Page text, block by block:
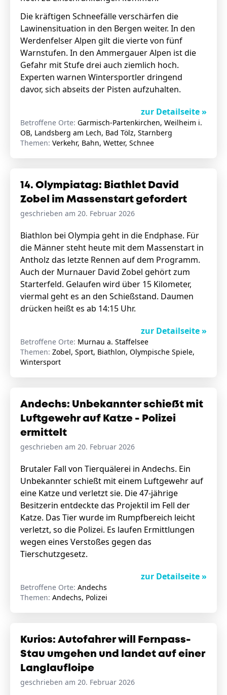
Die kräftigen Schneefälle verschärfen die
Lawinensituation in den Bergen weiter. In den
Werdenfelser Alpen gilt die vierte von fünf
Warnstufen. In den Ammergauer Alpen ist die
Gefahr mit Stufe drei auch ziemlich hoch.
Experten warnen Wintersportler dringend
davor, sich abseits der Pisten aufzuhalten.
zur Detailseite »
Betroffene Orte: Garmisch-Partenkirchen, Weilheim i.
OB, Landsberg am Lech, Bad Tölz, Starnberg
Themen: Verkehr, Bahn, Wetter, Schnee
14. Olympiatag: Biathlet David
Zobel im Massenstart gefordert
geschrieben am 20. Februar 2026
Biathlon bei Olympia geht in die Endphase. Für
die Männer steht heute mit dem Massenstart in
Antholz das letzte Rennen auf dem Programm.
Auch der Murnauer David Zobel gehört zum
Starterfeld. Gelaufen wird über 15 Kilometer,
viermal geht es an den Schießstand. Daumen
drücken heißt es ab 14:15 Uhr.
zur Detailseite »
Betroffene Orte: Murnau a. Staffelsee
Themen: Zobel, Sport, Biathlon, Olympische Spiele,
Wintersport
Andechs: Unbekannter schießt mit
Luftgewehr auf Katze - Polizei
ermittelt
geschrieben am 20. Februar 2026
Brutaler Fall von Tierquälerei in Andechs. Ein
Unbekannter schießt mit einem Luftgewehr auf
eine Katze und verletzt sie. Die 47-jährige
Besitzerin entdeckte das Projektil im Fell der
Katze. Das Tier wurde im Rumpfbereich leicht
verletzt, so die Polizei. Es laufen Ermittlungen
wegen eines Verstoßes gegen das
Tierschutzgesetz.
zur Detailseite »
Betroffene Orte: Andechs
Themen: Andechs, Polizei
Kurios: Autofahrer will Fernpass-
Stau umgehen und landet auf einer
Langlaufloipe
geschrieben am 20. Februar 2026